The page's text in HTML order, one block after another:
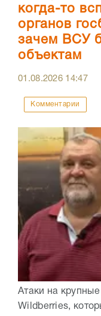
когда-то
органов
зачем ВСУ
объектам
01.08.2026 14:47
Комментарии
Атаки на
Wildberries,